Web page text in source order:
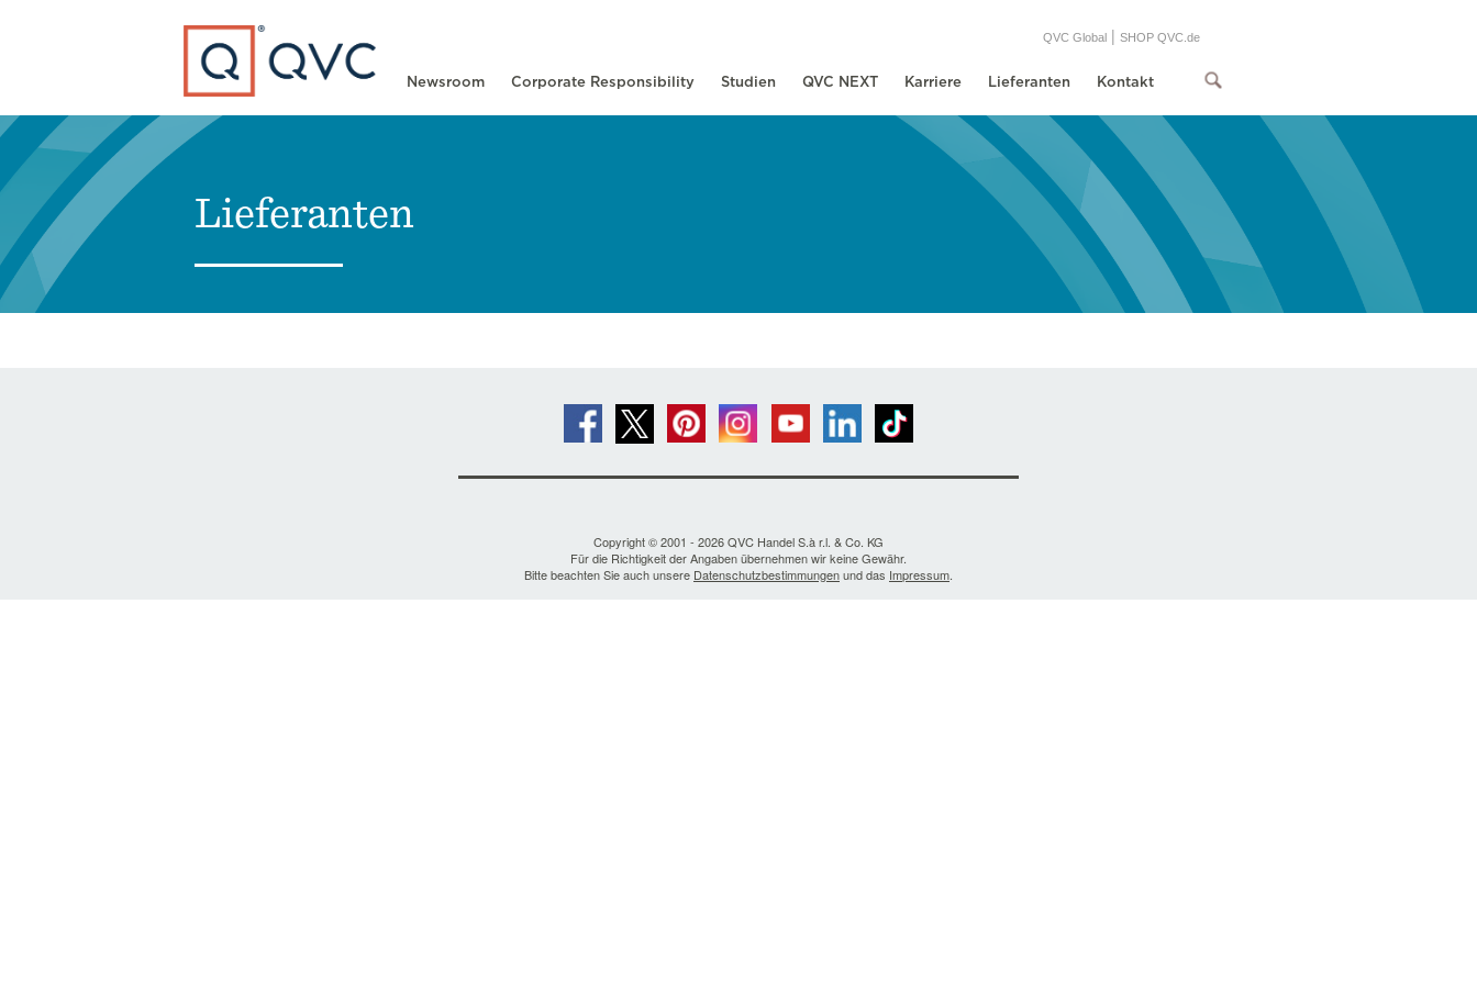
Newsroom Corporate Responsibility Studien QVC NEXT Karriere Lieferanten Kontakt
QVC Global | SHOP QVC.de
Type to search
Lieferanten
Copyright © 2001 - 2026 QVC Handel S.à r.l. & Co. KG
Für die Richtigkeit der Angaben übernehmen wir keine Gewähr.
Bitte beachten Sie auch unsere Datenschutzbestimmungenund das Impressum.